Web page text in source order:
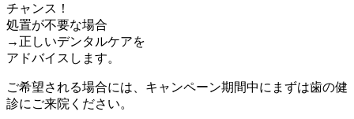
チャンス！
処置が不要な場合
→正しいデンタルケアを
アドバイスします。
ご希望される場合には、キャンペーン期間中にまずは歯の健
診にご来院ください。